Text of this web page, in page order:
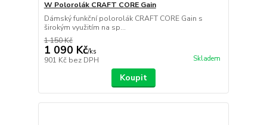
W Polorolák CRAFT CORE Gain
Dámský funkční polorolák CRAFT CORE Gain s
širokým využitím na sp...
1 150 Kč
1 090 Kč/ks
901 Kč bez DPH Skladem
Koupit